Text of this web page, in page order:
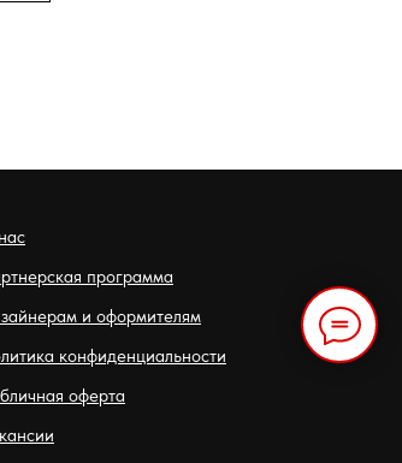
программа
и оформителям
конфиденциальности
оферта